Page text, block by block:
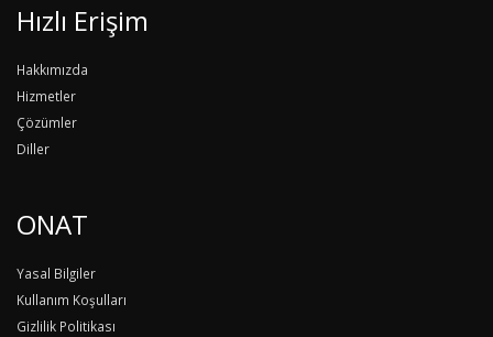
Hızlı Erişim
Hakkımızda
Hizmetler
Çözümler
Diller
ONAT
Yasal Bilgiler
Kullanım Koşulları
Gizlilik Politikası